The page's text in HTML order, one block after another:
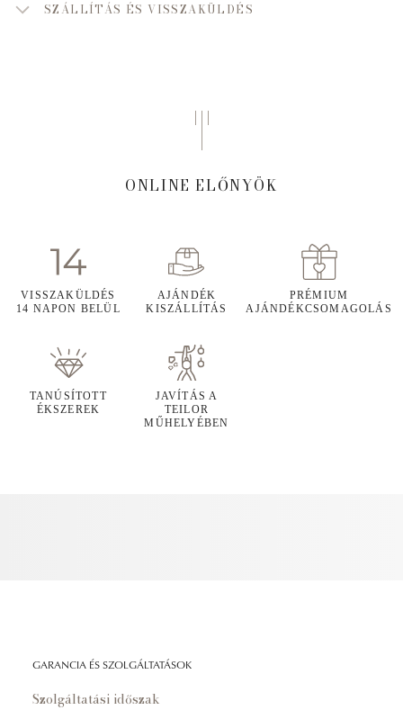
SZÁLLÍTÁS ÉS VISSZAKÜLDÉS
ONLINE ELŐNYÖK
VISSZAKÜLDÉS
14 NAPON BELÜL
AJÁNDÉK
KISZÁLLÍTÁS
PRÉMIUM
AJÁNDÉKCSOMAGOLÁS
TANÚSÍTOTT
ÉKSZEREK
JAVÍTÁS A
TEILOR
MŰHELYÉBEN
GARANCIA ÉS SZOLGÁLTATÁSOK
Szolgáltatási időszak